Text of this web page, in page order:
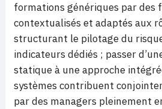
formations génériques par des
contextualisés et adaptés aux
structurant le pilotage du
indicateurs dédiés ; passer
statique à une approche
systèmes contribuent
par des managers pleinement